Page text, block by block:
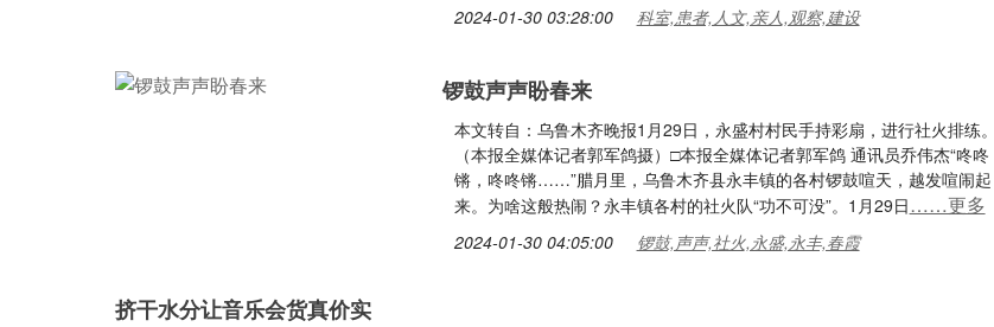
2024-01-30 03:28:00 科室,患者,人文,亲人,观察,建设
锣鼓声声盼春来
本文转自：乌鲁木齐晚报1月29日，永盛村村民手持彩扇，进行社火排练。
（本报全媒体记者郭军鸽摄）□本报全媒体记者郭军鸽 通讯员乔伟杰“咚咚
锵，咚咚锵……”腊月里，乌鲁木齐县永丰镇的各村锣鼓喧天，越发喧闹起
来。为啥这般热闹？永丰镇各村的社火队“功不可没”。1月29日……更多
2024-01-30 04:05:00 锣鼓,声声,社火,永盛,永丰,春霞
挤干水分让音乐会货真价实